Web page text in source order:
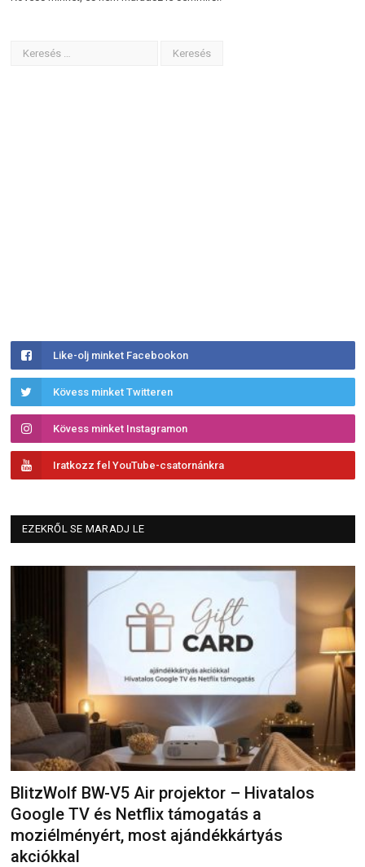
Like-olj minket Facebookon
Kövess minket Twitteren
Kövess minket Instagramon
Iratkozz fel YouTube-csatornánkra
EZEKRŐL SE MARADJ LE
BlitzWolf BW-V5 Air projektor – Hivatalos
Google TV és Netflix támogatás a
moziélményért, most ajándékkártyás
akciókkal